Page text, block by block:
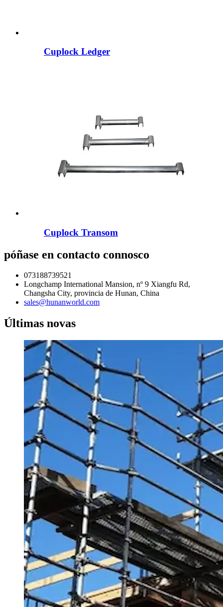
Cuplock Ledger
Cuplock Transom
póñase en contacto connosco
073188739521
Longchamp International Mansion, nº 9 Xiangfu Rd,
Changsha City, provincia de Hunan, China
sales@hunanworld.com
Últimas novas